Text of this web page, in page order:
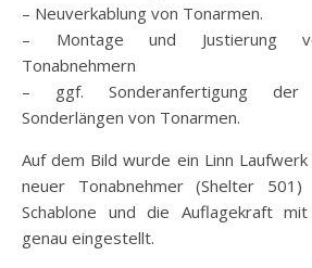
– Neuverkablung von Tonarmen.
– Montage und Justierung
Tonabnehmern
– ggf. Sonderanfertigung der
Sonderlängen von Tonarmen.
Auf dem Bild wurde ein Linn
neuer Tonabnehmer (Shelter
Schablone und die Auflagekraft
genau eingestellt.